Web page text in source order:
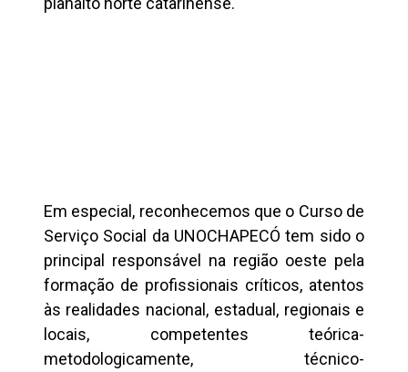
Em especial, reconhecemos que o Curso de
Serviço Social da UNOCHAPECÓ tem sido o
principal responsável na região oeste pela
formação de profissionais críticos, atentos
às realidades nacional, estadual, regionais e
locais, competentes teórica-
metodologicamente, técnico-